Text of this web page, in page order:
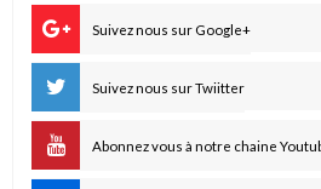
Suivez nous sur Google+
Suivez nous sur Twiitter
Abonnez vous à notre chaine